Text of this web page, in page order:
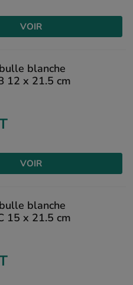
VOIR
blanche
12 x 21.5 cm
VOIR
blanche
15 x 21.5 cm